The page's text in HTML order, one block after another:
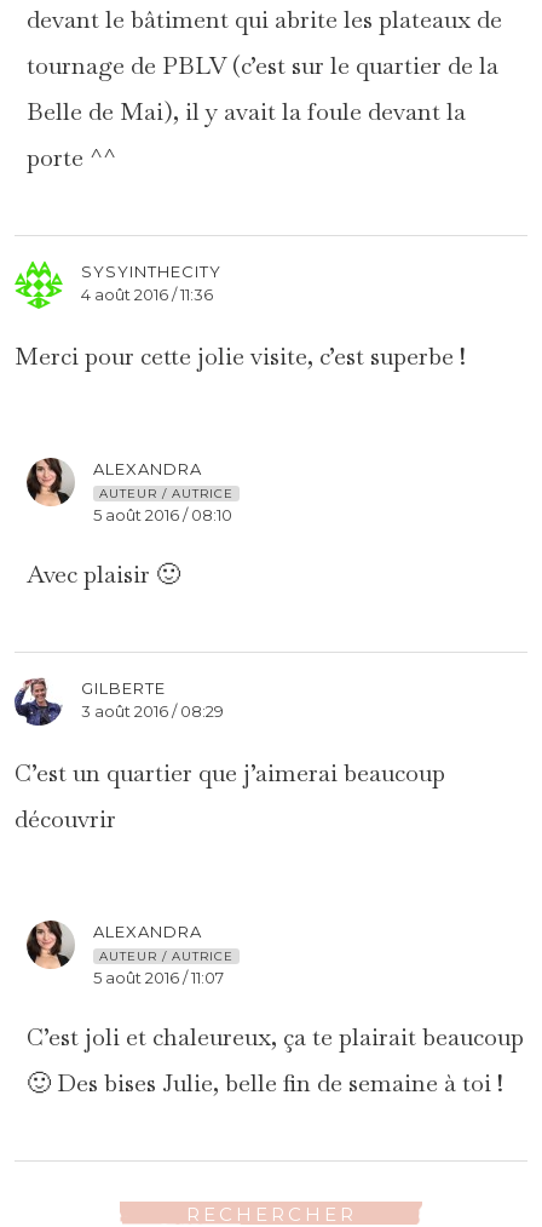
devant le bâtiment qui abrite les plateaux de
tournage de PBLV (c’est sur le quartier de la
Belle de Mai), il y avait la foule devant la
porte ^^
SYSYINTHECITY
4 août 2016 / 11:36
Merci pour cette jolie visite, c’est superbe !
ALEXANDRA
AUTEUR / AUTRICE
5 août 2016 / 08:10
Avec plaisir 🙂
GILBERTE
3 août 2016 / 08:29
C’est un quartier que j’aimerai beaucoup
découvrir
ALEXANDRA
AUTEUR / AUTRICE
5 août 2016 / 11:07
C’est joli et chaleureux, ça te plairait beaucoup
🙂 Des bises Julie, belle fin de semaine à toi !
RECHERCHER